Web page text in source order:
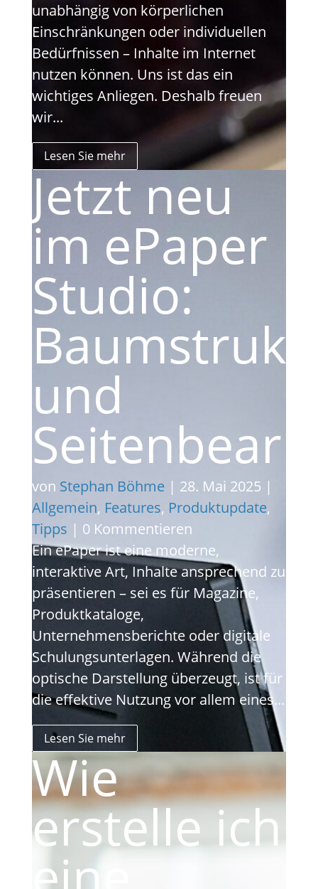
unabhängig von körperlichen
Einschränkungen oder individuellen
Bedürfnissen – Inhalte im Internet
nutzen können. Uns ist das ein
wichtiges Anliegen. Deshalb freuen
wir...
Lesen Sie mehr
Jetzt neu
im ePaper
Studio:
und
von Stephan Böhme| 28. Mai 2025 |
Allgemein, Features, Produktupdate,
Tipps | 0 Kommentieren
Ein ePaper ist eine moderne,
interaktive Art, Inhalte ansprechend zu
präsentieren – sei es für Magazine,
Produktkataloge,
Unternehmensberichte oder digitale
Schulungsunterlagen. Während die
optische Darstellung überzeugt, ist für
die effektive Nutzung vor allem eines...
Lesen Sie mehr
Wie
erstelle ich